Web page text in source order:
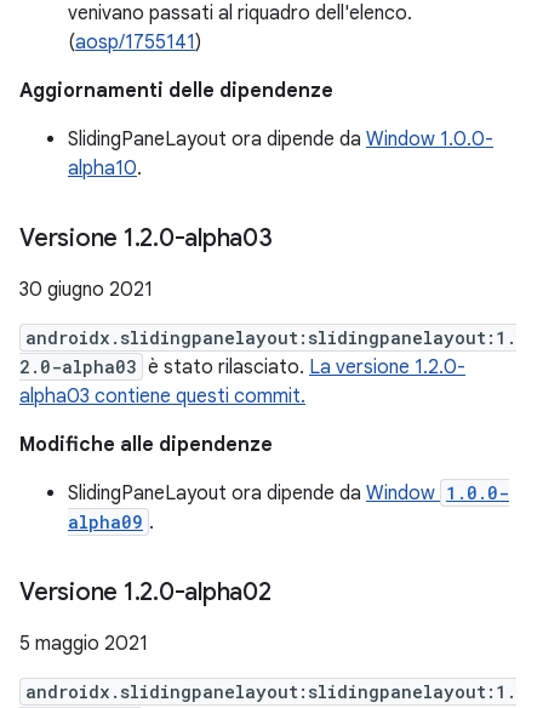
venivano passati al riquadro dell'elenco.
(aosp/1755141)
Aggiornamenti delle dipendenze
SlidingPaneLayout ora dipende da Window 1.0.0-
alpha10.
Versione 1.2.0-alpha03
30 giugno 2021
androidx.slidingpanelayout:slidingpanelayout:1.
2.0-alpha03 è stato rilasciato. La versione 1.2.0-
alpha03 contiene questi commit.
Modifiche alle dipendenze
SlidingPaneLayout ora dipende da Window 1.0.0-
alpha09 .
Versione 1.2.0-alpha02
5 maggio 2021
androidx.slidingpanelayout:slidingpanelayout:1.